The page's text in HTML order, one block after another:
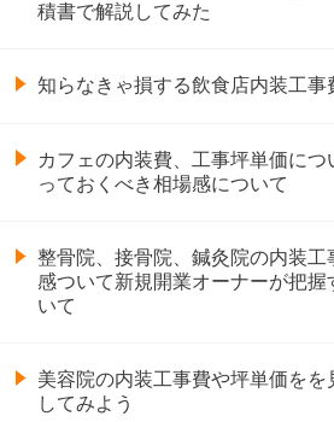
積書で解説してみた
知らなきゃ損する飲食店内装工事
カフェの内装費、工事坪単価に
っておくべき相場感について
整骨院、接骨院、鍼灸院の内装
感ついて新規開業オーナーが把握
いて
美容院の内装工事費や坪単価を
してみよう